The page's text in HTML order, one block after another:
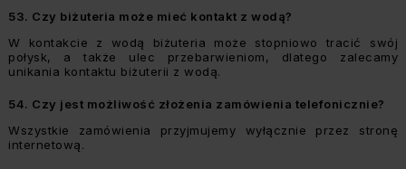
53. Czy biżuteria może mieć kontakt z wodą?
W kontakcie z wodą biżuteria może stopniowo tracić swój
połysk, a także ulec przebarwieniom, dlatego zalecamy
unikania kontaktu biżuterii z wodą.
54. Czy jest możliwość złożenia zamówienia telefonicznie?
Wszystkie zamówienia przyjmujemy wyłącznie przez stronę
internetową.